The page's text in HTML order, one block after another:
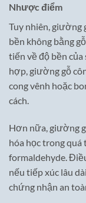
Nhược điểm
Tuy nhiên, giường
bền không bằng
tiến về độ bền
hợp, giường gỗ
cong vênh hoặc
cách.
Hơn nữa, giường
hóa học trong
formaldehyde.
nếu tiếp xúc lâu
chứng nhận an